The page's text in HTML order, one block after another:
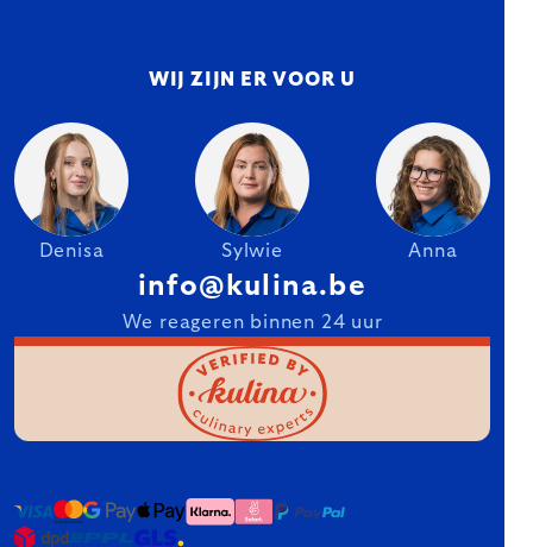
WIJ ZIJN ER VOOR U
Denisa Sylwie Anna
info@kulina.be
We reageren binnen 24 uur